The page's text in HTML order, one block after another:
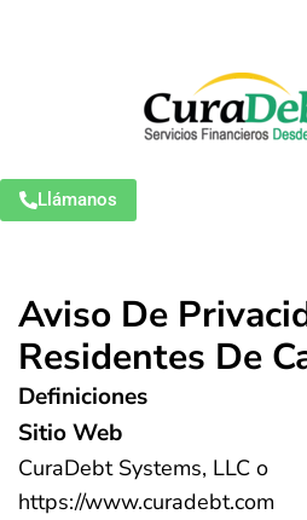
Llámanos
Aviso De
Residentes De
Definiciones
Sitio Web
CuraDebt Systems, LLC o
https://www.curadebt.com